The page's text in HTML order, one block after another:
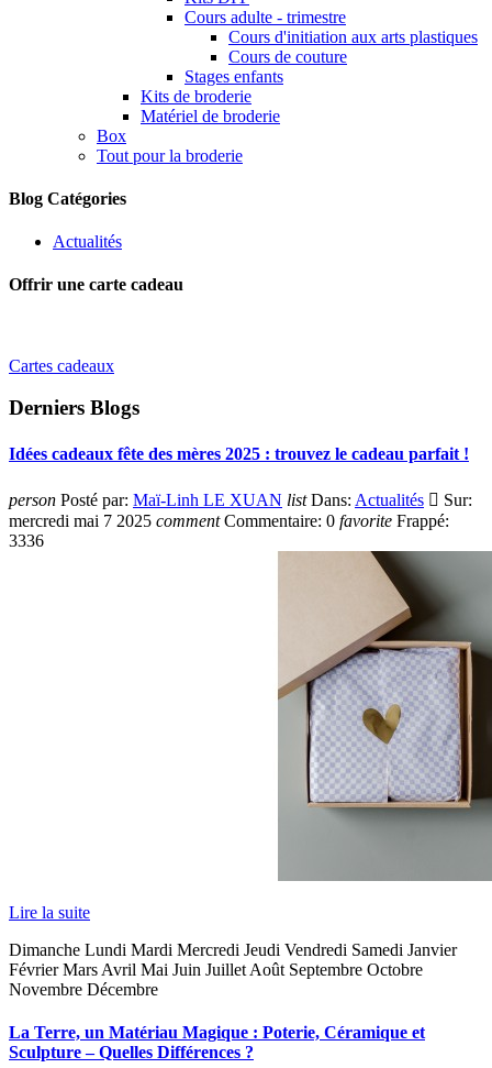
Cours adulte - trimestre
Cours d'initiation aux arts plastiques
Cours de couture
Stages enfants
Kits de broderie
Matériel de broderie
Box
Tout pour la broderie
Blog Catégories
Actualités
Offrir une carte cadeau
Cartes cadeaux
Derniers Blogs
Idées cadeaux fête des mères 2025 : trouvez le cadeau parfait !
person Posté par: Maï-Linh LE XUAN list Dans: Actualités  Sur:
mercredi mai 7 2025 comment Commentaire: 0 favorite Frappé:
3336
Lire la suite
Dimanche Lundi Mardi Mercredi Jeudi Vendredi Samedi Janvier
Février Mars Avril Mai Juin Juillet Août Septembre Octobre
Novembre Décembre
La Terre, un Matériau Magique : Poterie, Céramique et
Sculpture – Quelles Différences ?